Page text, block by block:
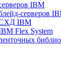
IBM
серверов
СХД IBM
Flex System